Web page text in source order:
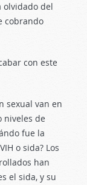
olvidado del
cobrando
con este
sexual van en
niveles de
fue la
o sida? Los
han
el sida, y su